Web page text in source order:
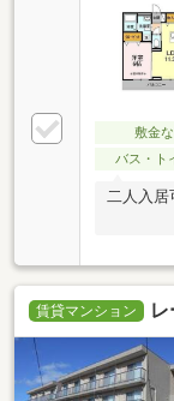
敷金
バス・ト
二人入
賃貸マンション レ